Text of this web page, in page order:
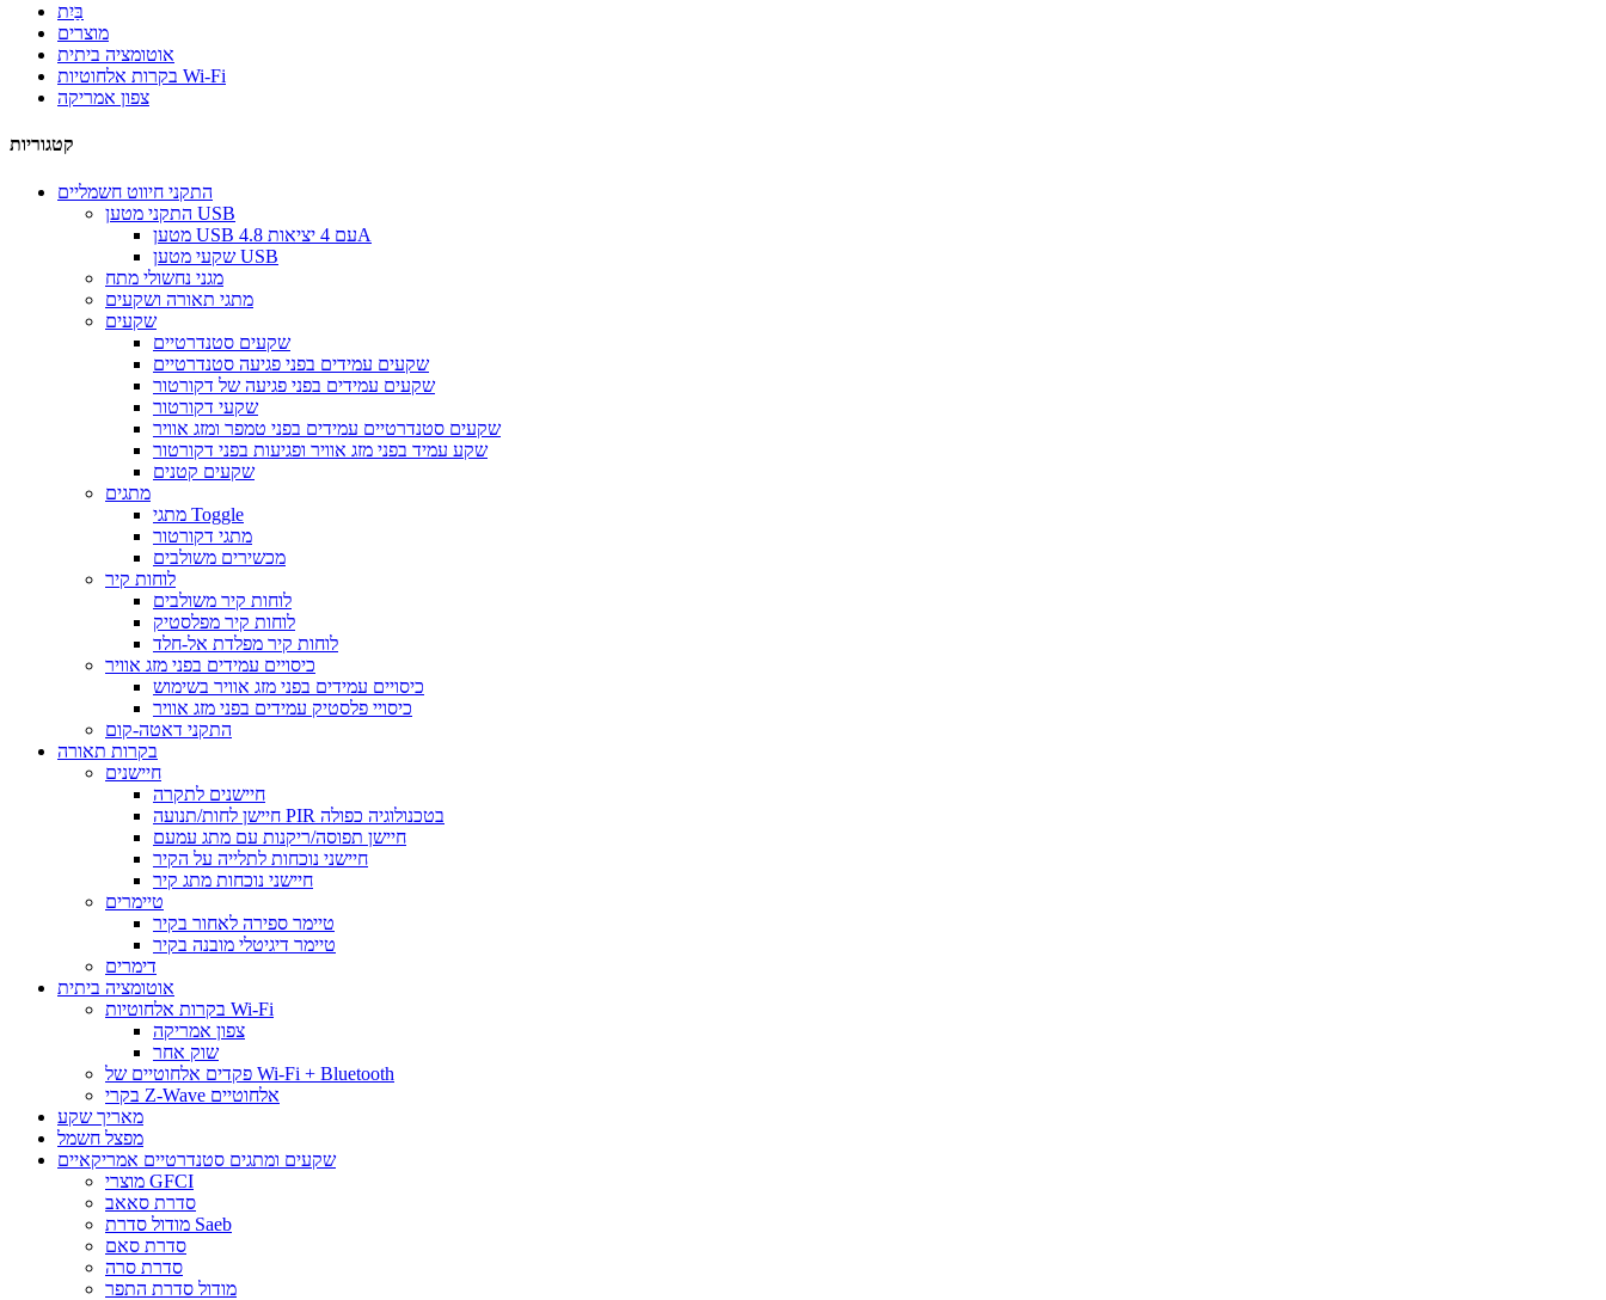
בַּיִת
מוצרים
אוטומציה ביתית
בקרות אלחוטיות Wi-Fi
צפון אמריקה
קטגוריות
התקני חיווט חשמליים
התקני מטען USB
מטען USB עם 4 יציאות 4.8A
שקעי מטען USB
מגני נחשולי מתח
מתגי תאורה ושקעים
שקעים
שקעים סטנדרטיים
שקעים עמידים בפני פגיעה סטנדרטיים
שקעים עמידים בפני פגיעה של דקורטור
שקעי דקורטור
שקעים סטנדרטיים עמידים בפני טמפר ומזג אוויר
שקע עמיד בפני מזג אוויר ופגיעות בפני דקורטור
שקעים קטנים
מתגים
מתגי Toggle
מתגי דקורטור
מכשירים משולבים
לוחות קיר
לוחות קיר משולבים
לוחות קיר מפלסטיק
לוחות קיר מפלדת אל-חלד
כיסויים עמידים בפני מזג אוויר
כיסויים עמידים בפני מזג אוויר בשימוש
כיסויי פלסטיק עמידים בפני מזג אוויר
התקני דאטה-קום
בקרות תאורה
חיישנים
חיישנים לתקרה
חיישן לחות/תנועה PIR בטכנולוגיה כפולה
חיישן תפוסה/ריקנות עם מתג עמעם
חיישני נוכחות לתלייה על הקיר
חיישני נוכחות מתג קיר
טיימרים
טיימר ספירה לאחור בקיר
טיימר דיגיטלי מובנה בקיר
דימרים
אוטומציה ביתית
בקרות אלחוטיות Wi-Fi
צפון אמריקה
שוק אחר
פקדים אלחוטיים של Wi-Fi + Bluetooth
בקרי Z-Wave אלחוטיים
מאריך שקע
מפצל חשמל
שקעים ומתגים סטנדרטיים אמריקאיים
מוצרי GFCI
סדרת סאאב
מודול סדרת Saeb
סדרת סאם
סדרת סרה
מודול סדרת התפר